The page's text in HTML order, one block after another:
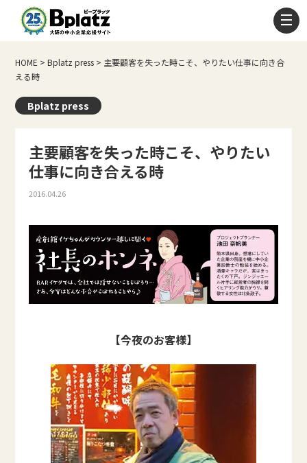
HOME >Bplatz press > 主要顧客を失った時こそ、やりたい仕事に向き合
える時
Bplatz press
主要顧客を失った時こそ、やりたい
仕事に向き合える時
2016.04.26
【今夜のお客様】